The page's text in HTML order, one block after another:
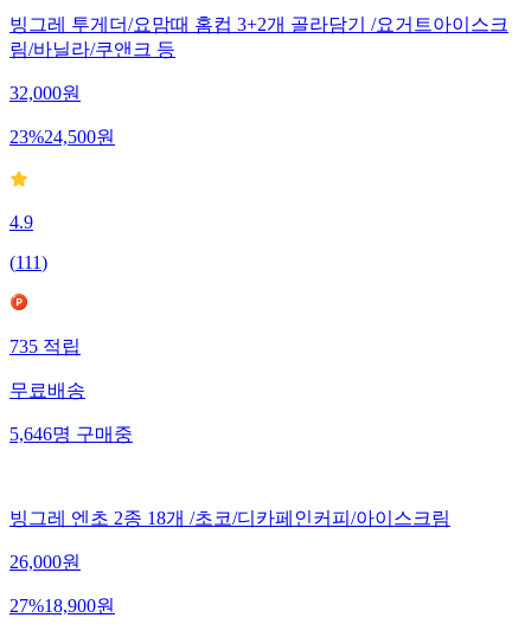
빙그레 투게더/요맘때 홈컵 3+2개 골라담기 /요거트아이스크
림/바닐라/쿠앤크 등
32,000원
23%24,500원
4.9
(111)
735적립
무료배송
5,646명구매중
빙그레 엔초 2종 18개 /초코/디카페인커피/아이스크림
26,000원
27%18,900원